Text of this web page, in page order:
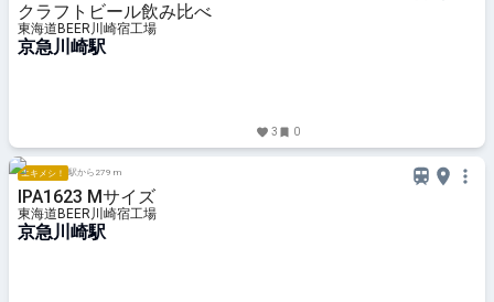
クラフトビール飲み比べ
東海道BEER川崎宿工場
京急川崎駅
3 0
エキメシ！ 駅から279 m
IPA1623 Mサイズ
東海道BEER川崎宿工場
京急川崎駅